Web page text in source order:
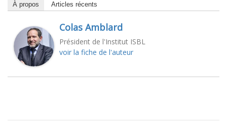
À propos Articles récents
Colas Amblard
Président de l'Institut ISBL
voir la fiche de l'auteur